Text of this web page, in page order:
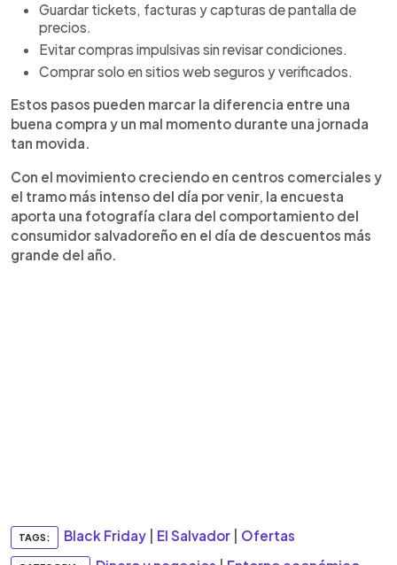
Guardar tickets, facturas y capturas de pantalla de
precios.
Evitar compras impulsivas sin revisar condiciones.
Comprar solo en sitios web seguros y verificados.
Estos pasos pueden marcar la diferencia entre una
buena compra y un mal momento durante una jornada
tan movida.
Con el movimiento creciendo en centros comerciales y
el tramo más intenso del día por venir, la encuesta
aporta una fotografía clara del comportamiento del
consumidor salvadoreño en el día de descuentos más
grande del año.
TAGS: Black Friday El Salvador Ofertas